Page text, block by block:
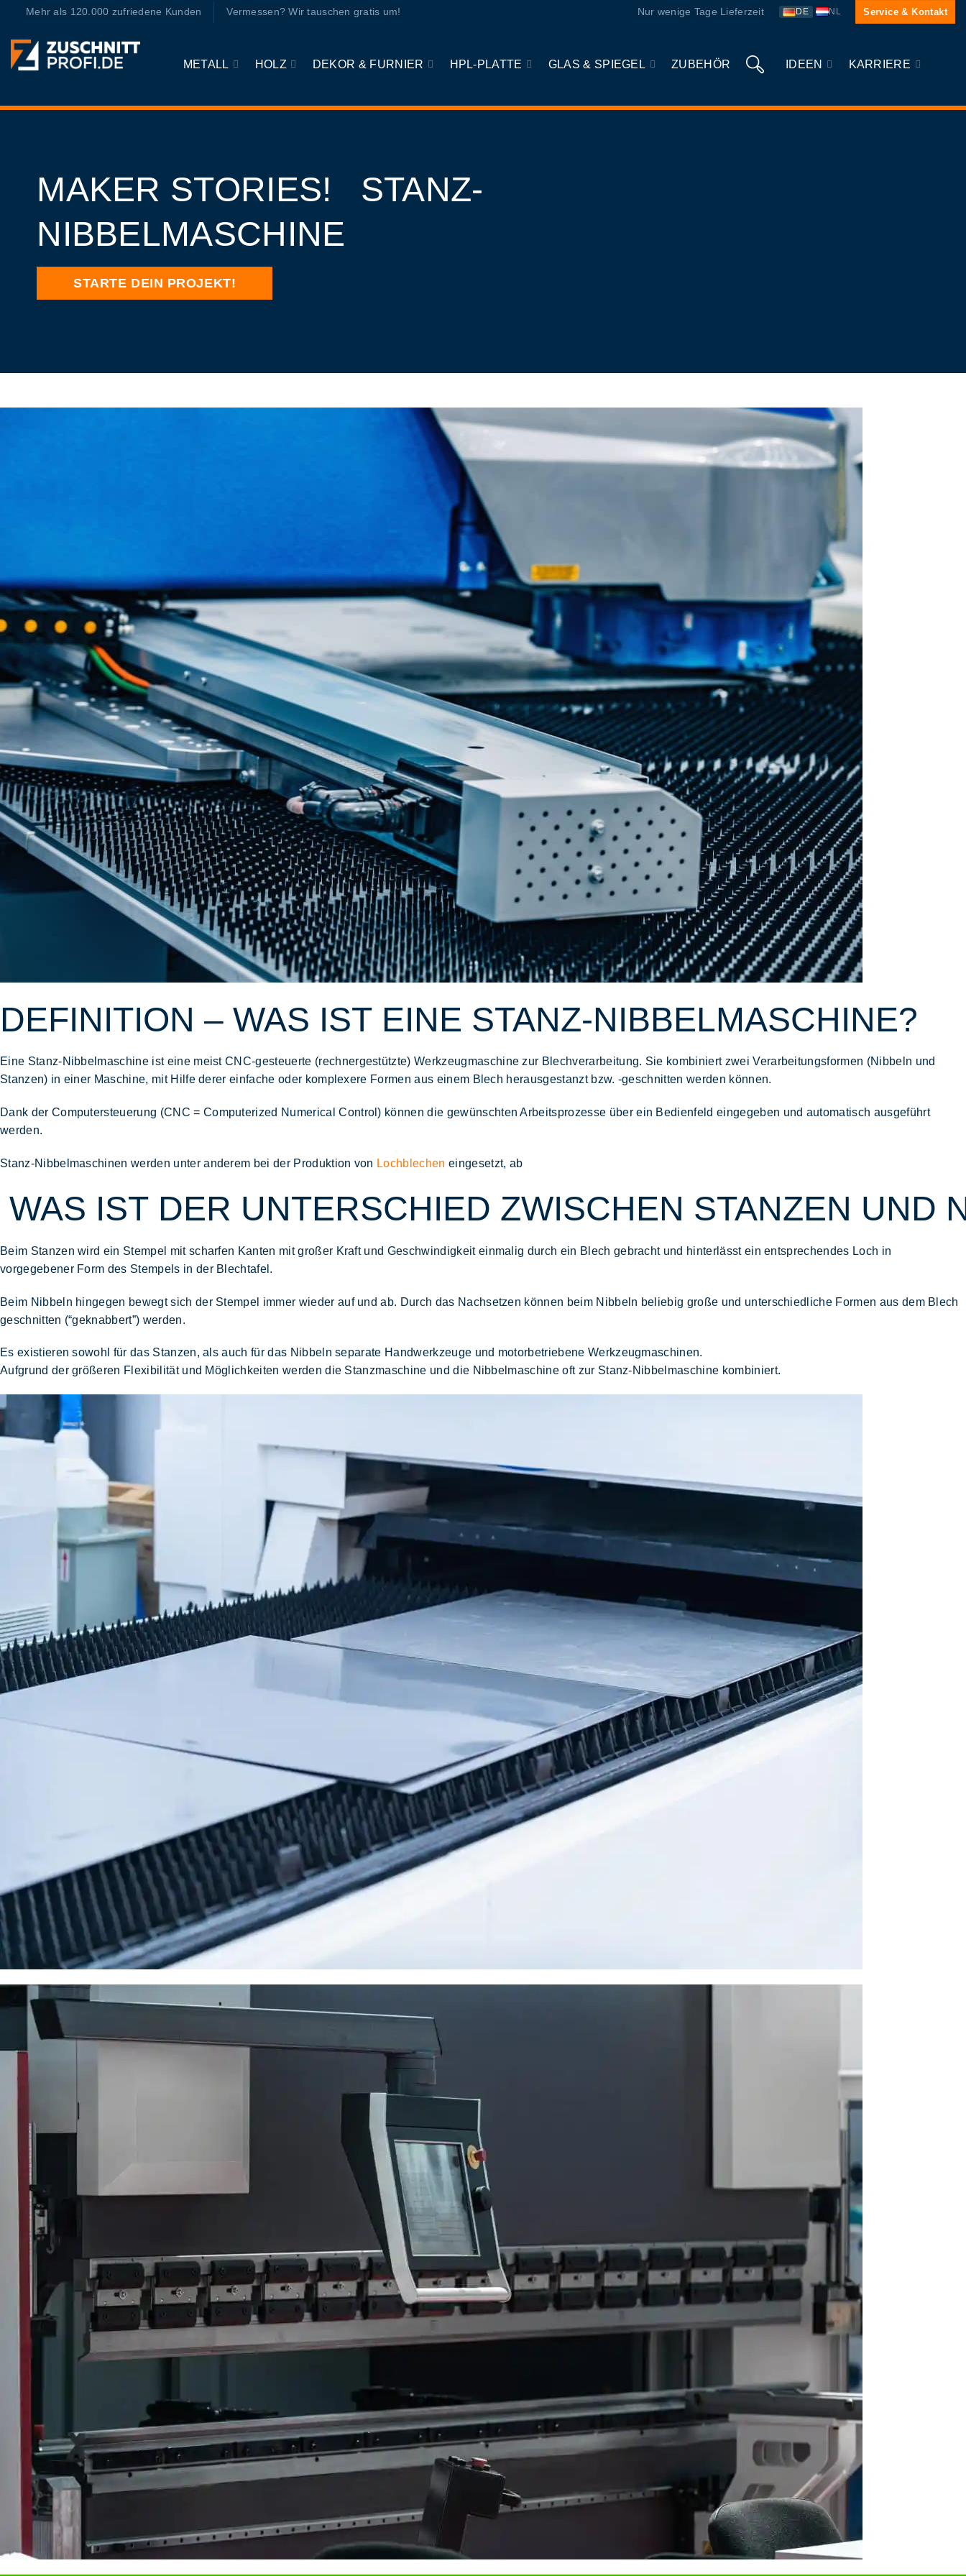
springen
Mehr als 120.000 zufriedene Kunden Vermessen? Wir tauschen gratis um! Nur wenige Tage Lieferzeit DE NL Service & Kontakt
METALL HOLZ DEKOR & FURNIER HPL-PLATTE GLAS & SPIEGEL ZUBEHÖR IDEEN KARRIERE
MAKER STORIES! STANZ-
NIBBELMASCHINE
STARTE DEIN PROJEKT!
DEFINITION – WAS IST EINE STANZ-NIBBELMASCHINE?
Eine Stanz-Nibbelmaschine ist eine meistCNC-gesteuerte (rechnergestützte) Werkzeugmaschine zur Blechverarbeitung. Sie kombiniert zwei Verarbeitungsformen (Nibbeln und
Stanzen) in einer Maschine, mit Hilfe derer einfache oder komplexere Formen aus einem Blech herausgestanzt bzw. -geschnitten werden können.
Dank der Computersteuerung (CNC = Computerized Numerical Control) können die gewünschten Arbeitsprozesse über ein Bedienfeld eingegeben und automatisch ausgeführt
werden.
Stanz-Nibbelmaschinen werden unter anderem bei der Produktion von Lochblechen eingesetzt, ab
WAS IST DER UNTERSCHIED ZWISCHEN STANZEN UND
Beim Stanzen wird ein Stempel mit scharfen Kanten mitgroßer Kraftund Geschwindigkeit einmalig durch ein Blech gebracht und hinterlässt ein entsprechendes Loch in
vorgegebener Form des Stempels in der Blechtafel.
Beim Nibbeln hingegen bewegt sich der Stempel immer wieder auf und ab. Durch das Nachsetzen können beim Nibbeln beliebig große und unterschiedliche Formen aus dem Blech
geschnitten (“geknabbert”) werden.
Es existieren sowohl für das Stanzen, als auch für das Nibbeln separate Handwerkzeuge und motorbetriebene Werkzeugmaschinen.
Aufgrund der größeren Flexibilität und Möglichkeiten werden die Stanzmaschine und die Nibbelmaschine oft zur Stanz-Nibbelmaschine kombiniert.